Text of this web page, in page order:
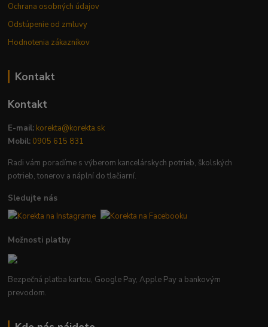
Ochrana osobných údajov
Odstúpenie od zmluvy
Hodnotenia zákazníkov
Kontakt
Kontakt
E-mail: korekta@korekta.sk
Mobil: 0905 615 831
Radi vám poradíme s výberom kancelárskych potrieb, školských
potrieb, tonerov a náplní do tlačiarní.
Sledujte nás
Možnosti platby
Bezpečná platba kartou, Google Pay, Apple Pay a bankovým
prevodom.